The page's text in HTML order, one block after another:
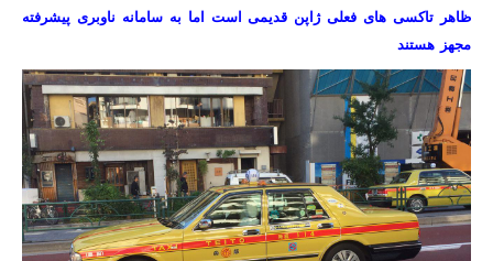
ظاهر تاکسی های فعلی ژاپن قدیمی است اما به سامانه ناوبری پیشرفته
مجهز هستند